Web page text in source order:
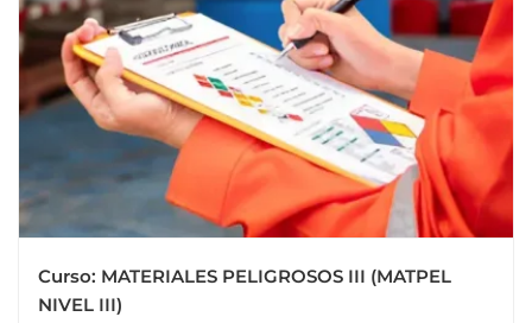
Curso: MATERIALES PELIGROSOS III (MATPEL
NIVEL III)